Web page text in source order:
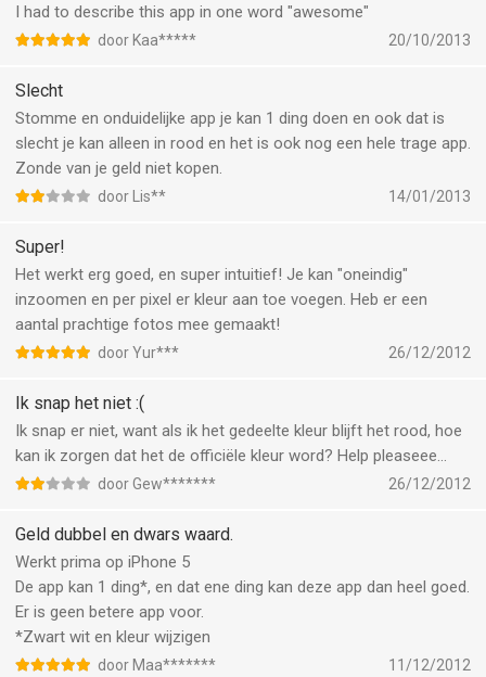
I had to describe this app in one word "awesome"
door Kaa***** 20/10/2013
Slecht
Stomme en onduidelijke app je kan 1 ding doen en ook dat is
slecht je kan alleen in rood en het is ook nog een hele trage app.
Zonde van je geld niet kopen.
door Lis** 14/01/2013
Super!
Het werkt erg goed, en super intuitief! Je kan "oneindig"
inzoomen en per pixel er kleur aan toe voegen. Heb er een
aantal prachtige fotos mee gemaakt!
door Yur*** 26/12/2012
Ik snap het niet :(
Ik snap er niet, want als ik het gedeelte kleur blijft het rood, hoe
kan ik zorgen dat het de officiële kleur word? Help pleaseee...
door Gew******* 26/12/2012
Geld dubbel en dwars waard.
Werkt prima op iPhone 5
De app kan 1 ding*, en dat ene ding kan deze app dan heel goed.
Er is geen betere app voor.
*Zwart wit en kleur wijzigen
door Maa******* 11/12/2012